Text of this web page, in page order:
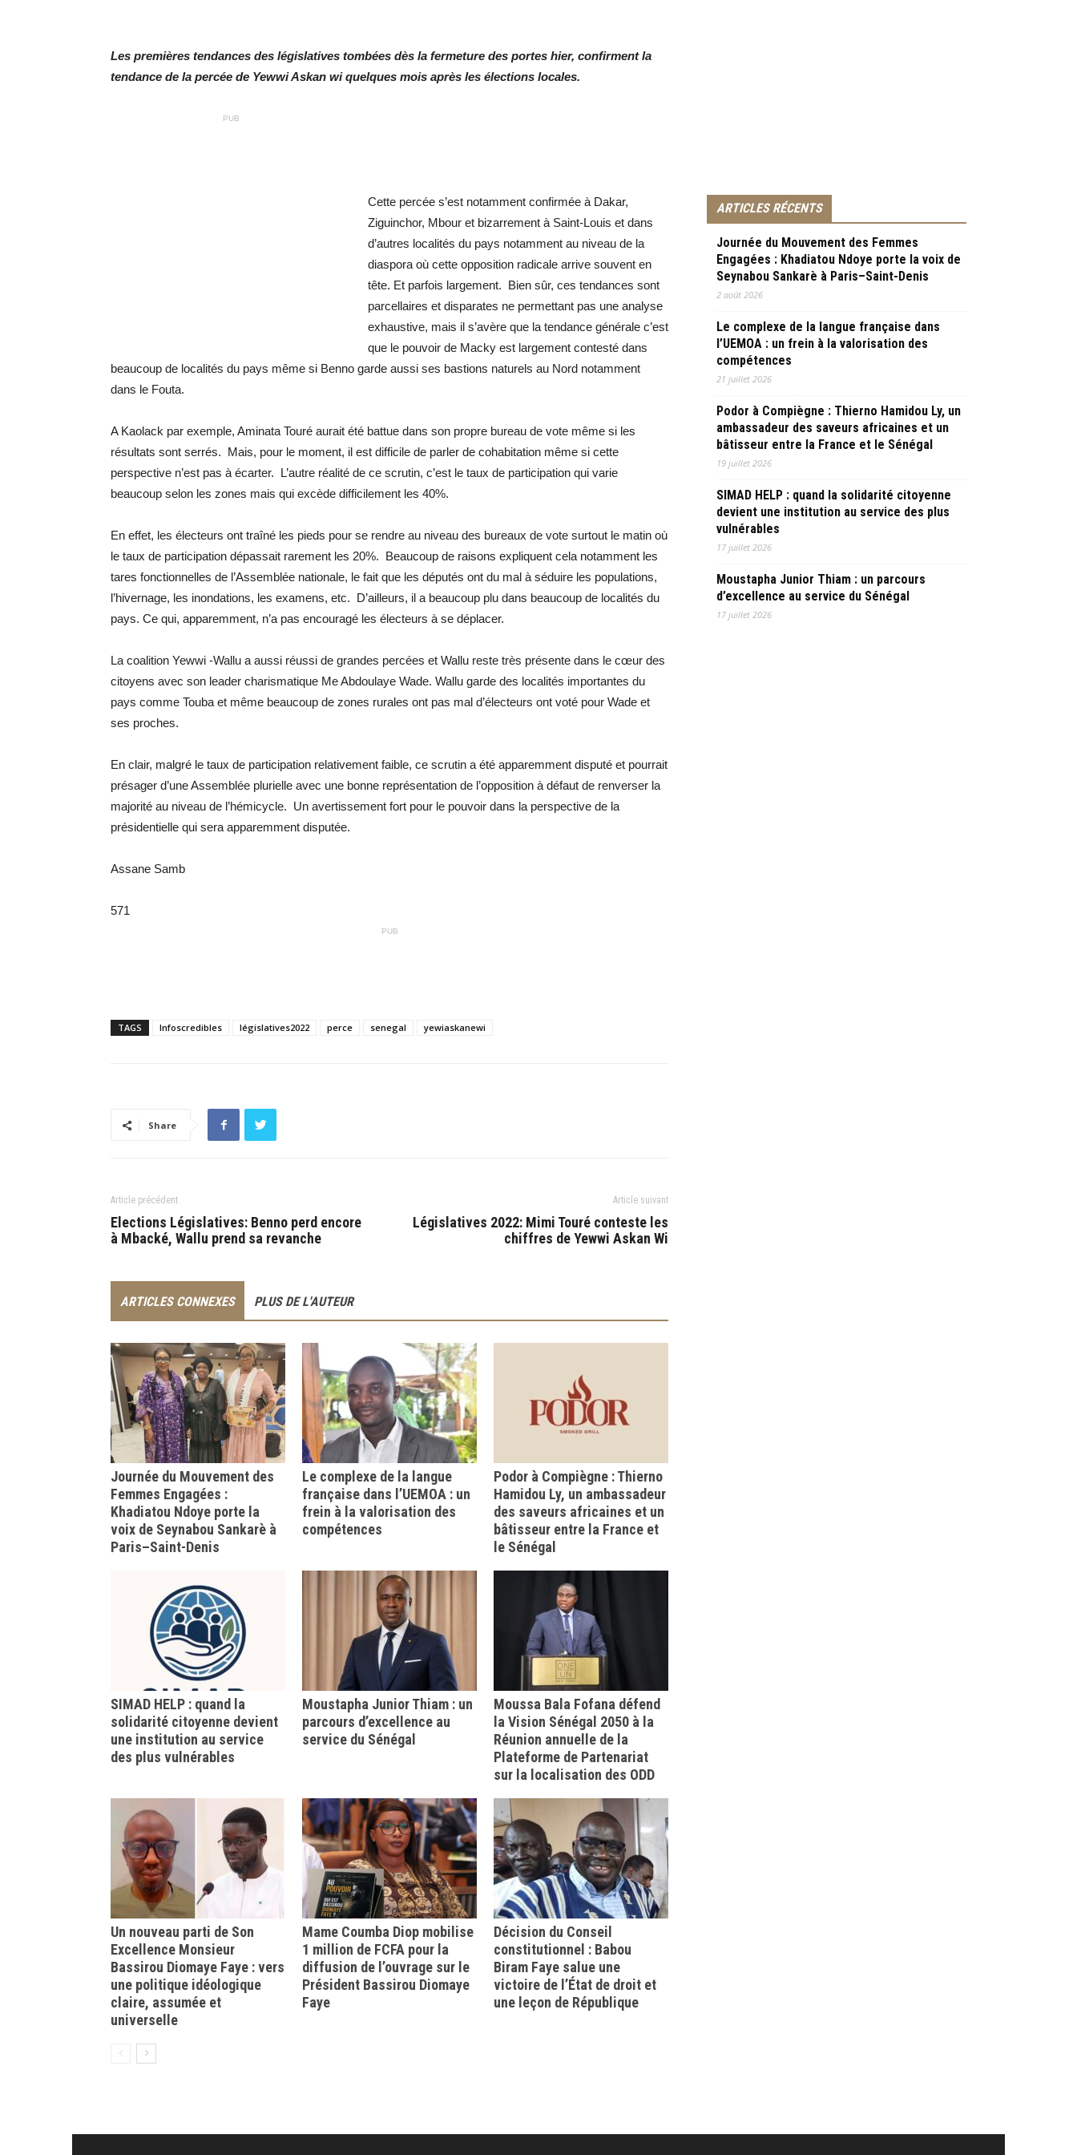
Les premières tendances des législatives tombées dès la fermeture des portes hier, confirment la
tendance de la percée de Yewwi Askan wi quelques mois après les élections locales.
PUB
Cette percée s’est notamment confirmée à Dakar,
Ziguinchor, Mbour et bizarrement à Saint-Louis et dans
d’autres localités du pays notamment au niveau de la
diaspora où cette opposition radicale arrive souvent en
tête. Et parfois largement. Bien sûr, ces tendances sont
parcellaires et disparates ne permettant pas une analyse
exhaustive, mais il s’avère que la tendance générale c’est
que le pouvoir de Macky est largement contesté dans
beaucoup de localités du pays même si Benno garde aussi ses bastions naturels au Nord notamment
dans le Fouta.
A Kaolack par exemple, Aminata Touré aurait été battue dans son propre bureau de vote même si les
résultats sont serrés. Mais, pour le moment, il est difficile de parler de cohabitation même si cette
perspective n’est pas à écarter. L’autre réalité de ce scrutin, c’est le taux de participation qui varie
beaucoup selon les zones mais qui excède difficilement les 40%.
En effet, les électeurs ont traîné les pieds pour se rendre au niveau des bureaux de vote surtout le matin où
le taux de participation dépassait rarement les 20%. Beaucoup de raisons expliquent cela notamment les
tares fonctionnelles de l’Assemblée nationale, le fait que les députés ont du mal à séduire les populations,
l’hivernage, les inondations, les examens, etc. D’ailleurs, il a beaucoup plu dans beaucoup de localités du
pays. Ce qui, apparemment, n’a pas encouragé les électeurs à se déplacer.
La coalition Yewwi -Wallu a aussi réussi de grandes percées et Wallu reste très présente dans le cœur des
citoyens avec son leader charismatique Me Abdoulaye Wade. Wallu garde des localités importantes du
pays comme Touba et même beaucoup de zones rurales ont pas mal d’électeurs ont voté pour Wade et
ses proches.
En clair, malgré le taux de participation relativement faible, ce scrutin a été apparemment disputé et pourrait
présager d’une Assemblée plurielle avec une bonne représentation de l’opposition à défaut de renverser la
majorité au niveau de l’hémicycle. Un avertissement fort pour le pouvoir dans la perspective de la
présidentielle qui sera apparemment disputée.
Assane Samb
571
PUB
TAGS Infoscredibles législatives2022 perce senegal yewiaskanewi
Share
Article précédent
Elections Législatives: Benno perd encore
à Mbacké, Wallu prend sa revanche
Article suivant
Législatives 2022: Mimi Touré conteste les
chiffres de Yewwi Askan Wi
ARTICLES CONNEXES PLUS DE L'AUTEUR
Journée du Mouvement des
Femmes Engagées :
Khadiatou Ndoye porte la
voix de Seynabou Sankarè à
Paris–Saint-Denis
Le complexe de la langue
française dans l’UEMOA : un
frein à la valorisation des
compétences
Podor à Compiègne : Thierno
Hamidou Ly, un ambassadeur
des saveurs africaines et un
bâtisseur entre la France et
le Sénégal
SIMAD HELP : quand la
solidarité citoyenne devient
une institution au service
des plus vulnérables
Moustapha Junior Thiam : un
parcours d’excellence au
service du Sénégal
Moussa Bala Fofana défend
la Vision Sénégal 2050 à la
Réunion annuelle de la
Plateforme de Partenariat
sur la localisation des ODD
Un nouveau parti de Son
Excellence Monsieur
Bassirou Diomaye Faye : vers
une politique idéologique
claire, assumée et
universelle
Mame Coumba Diop mobilise
1 million de FCFA pour la
diffusion de l’ouvrage sur le
Président Bassirou Diomaye
Faye
Décision du Conseil
constitutionnel : Babou
Biram Faye salue une
victoire de l’État de droit et
une leçon de République
ARTICLES RÉCENTS
Journée du Mouvement des Femmes
Engagées : Khadiatou Ndoye porte la voix de
Seynabou Sankarè à Paris–Saint-Denis
2 août 2026
Le complexe de la langue française dans
l’UEMOA : un frein à la valorisation des
compétences
21 juillet 2026
Podor à Compiègne : Thierno Hamidou Ly, un
ambassadeur des saveurs africaines et un
bâtisseur entre la France et le Sénégal
19 juillet 2026
SIMAD HELP : quand la solidarité citoyenne
devient une institution au service des plus
vulnérables
17 juillet 2026
Moustapha Junior Thiam : un parcours
d’excellence au service du Sénégal
17 juillet 2026